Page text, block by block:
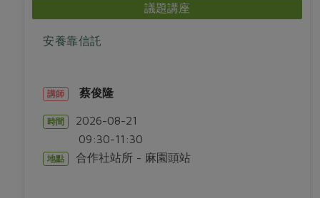
議題講座
安養靠信託
講師 蔡俊隆
時間 2026-08-21
09:30-11:30
地點 合作社站所 - 麻園頭站